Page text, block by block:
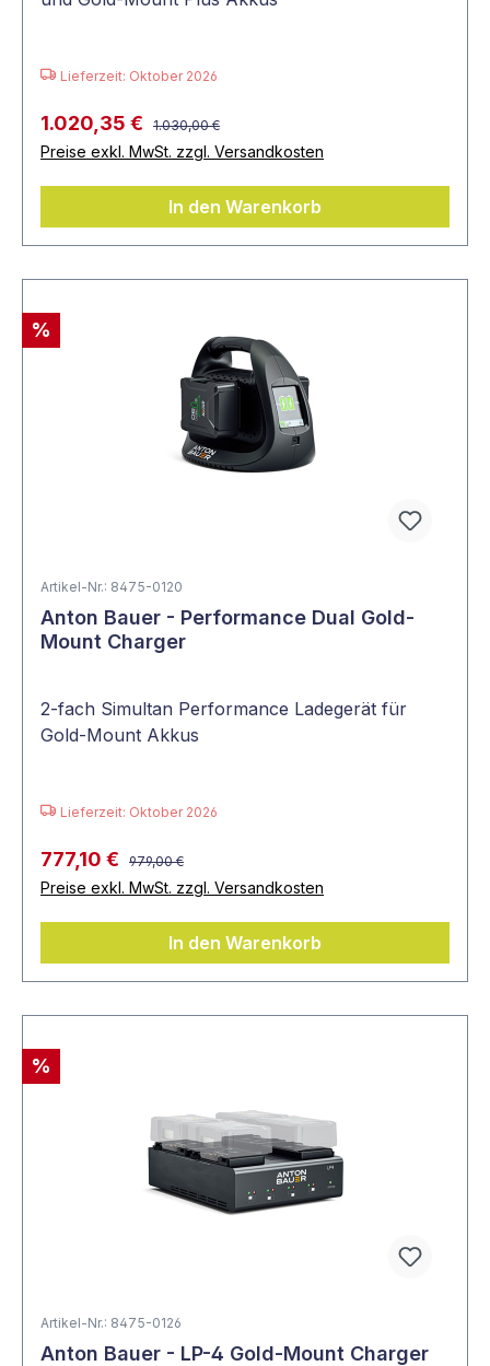
Lieferzeit: Oktober 2026
1.020,35 € 1.030,00 €
Preise exkl. MwSt. zzgl. Versandkosten
In den Warenkorb
%
Artikel-Nr.: 8475-0120
Anton Bauer - Performance Dual Gold-
Mount Charger
2-fach Simultan Performance Ladegerät für
Gold-Mount Akkus
Lieferzeit: Oktober 2026
777,10 € 979,00 €
Preise exkl. MwSt. zzgl. Versandkosten
In den Warenkorb
%
Artikel-Nr.: 8475-0126
Anton Bauer - LP-4 Gold-Mount Charger